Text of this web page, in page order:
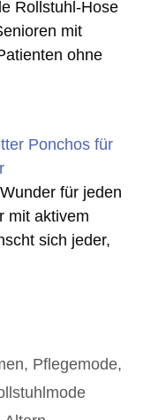
Rollstuhl-Hose
mit
ohne
Ponchos für
für jeden
mit aktivem
sich jeder,
, Pflegemode,